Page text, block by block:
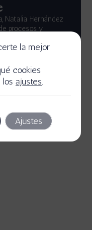
Natalia Hernández
procesos y
la mejor
cookies
losajustes.
Ajustes